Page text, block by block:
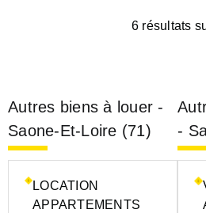
6 résultats
Autres biens à louer -
Saone-Et-Loire (71)
LOCATION
APPARTEMENTS
-